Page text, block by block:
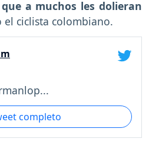
a muchos les dolieran
el ciclista colombiano.
completo